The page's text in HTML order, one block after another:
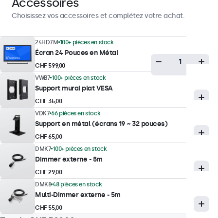
Luminosité maximale
Luminosité minimale
1 nit
Contraste
3000:1
Angle de vision
178° horizontal, 178° vertical
Temps de réponse
Résolutions supportées
1920 x 1080 (max), 640 x 480 (min)
Système
PAL/NTSC/SECAM
Choisissez vos accessoires et complétez votre achat.
24HD7M 100+ pièces en stock
Écran 24 Pouces en Métal
CHF 599,00
VWB7 100+ pièces en stock
Support mural plat VESA
CHF 35,00
VDK7 66 pièces en stock
Support en métal (écrans 19 ~ 32 pouces)
CHF 65,00
DMK7 100+ pièces en stock
Dimmer externe - 5m
CHF 29,00
DMK8 48 pièces en stock
Multi-Dimmer externe - 5m
CHF 55,00